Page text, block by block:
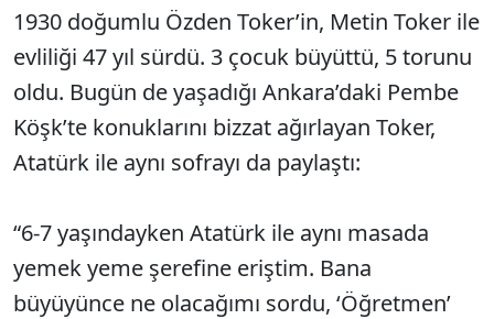
1930 doğumlu Özden Toker’in, Metin Toker ile
evliliği 47 yıl sürdü. 3 çocuk büyüttü, 5 torunu
oldu. Bugün de yaşadığı Ankara’daki Pembe
Köşk’te konuklarını bizzat ağırlayan Toker,
Atatürk ile aynı sofrayı da paylaştı:
“6-7 yaşındayken Atatürk ile aynı masada
yemek yeme şerefine eriştim. Bana
büyüyünce ne olacağımı sordu, ‘Öğretmen’